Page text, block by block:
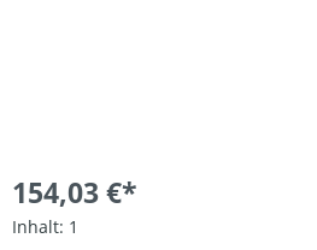
154,03 €*
Inhalt: 1